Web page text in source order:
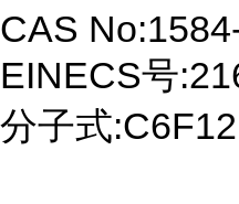
CAS
EINECS号
分子式:C6F12